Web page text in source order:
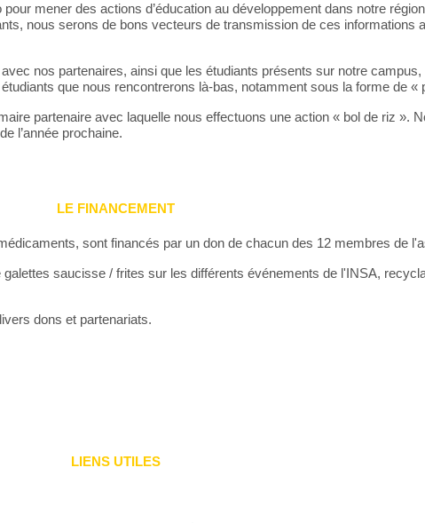
mener des actions d’éducation au développement dans notre
nous serons de bons vecteurs de transmission de ces informations
nos partenaires, ainsi que les étudiants présents sur notre
que nous rencontrerons là-bas, notamment sous la forme de
partenaire avec laquelle nous effectuons une action « bol de riz ».
l’année prochaine.
LE FINANCEMENT
sont financés par un don de chacun des 12 membres de
saucisse / frites sur les différents événements de l'INSA,
dons et partenariats.
LIENS UTILES